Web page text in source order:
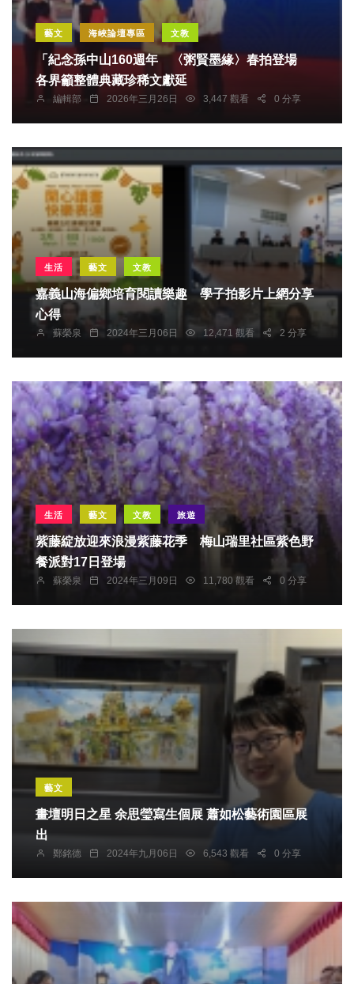
藝文 海峽論壇專區 文教
「紀念孫中山160週年 〈粥賢墨緣〉春拍登場
各界籲整體典藏珍稀文獻延
編輯部 2026年三月26日 3,447 觀看 0 分享
生活 藝文 文教
嘉義山海偏鄉培育閱讀樂趣 學子拍影片上網分享
心得
蘇榮泉 2024年三月06日 12,471 觀看 2 分享
生活 藝文 文教 旅遊
紫藤綻放迎來浪漫紫藤花季 梅山瑞里社區紫色野
餐派對17日登場
蘇榮泉 2024年三月09日 11,780 觀看 0 分享
藝文
畫壇明日之星 余思瑩寫生個展 蕭如松藝術園區展
出
鄭銘德 2024年九月06日 6,543 觀看 0 分享